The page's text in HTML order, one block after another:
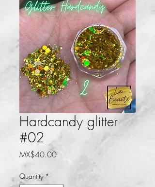
Hardcandy glitter
#02
MX$40.00Price
Quantity *